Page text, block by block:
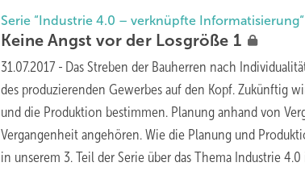
Serie “Industrie 4.0 – verknüpfte Informatisierung“
Keine Angst vor der Losgröße 1
31.07.2017 - Das Streben der Bauherren nach
des produzierenden Gewerbes auf den Kopf. Zukünftig
und die Produktion bestimmen. Planung anhand von
Vergangenheit angehören. Wie die Planung und
in unserem 3. Teil der Serie über das Thema Industrie 4.0